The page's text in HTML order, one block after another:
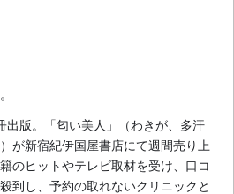
出版。「匂い美人」（わきが、多汗
が新宿紀伊国屋書店にて週間売り上
のヒットやテレビ取材を受け、口コ
到し、予約の取れないクリニックと